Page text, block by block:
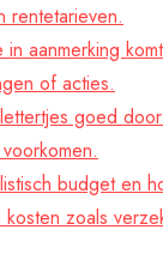
rentetarieven.
aanmerking
of acties.
goed
budget en
kosten zoals